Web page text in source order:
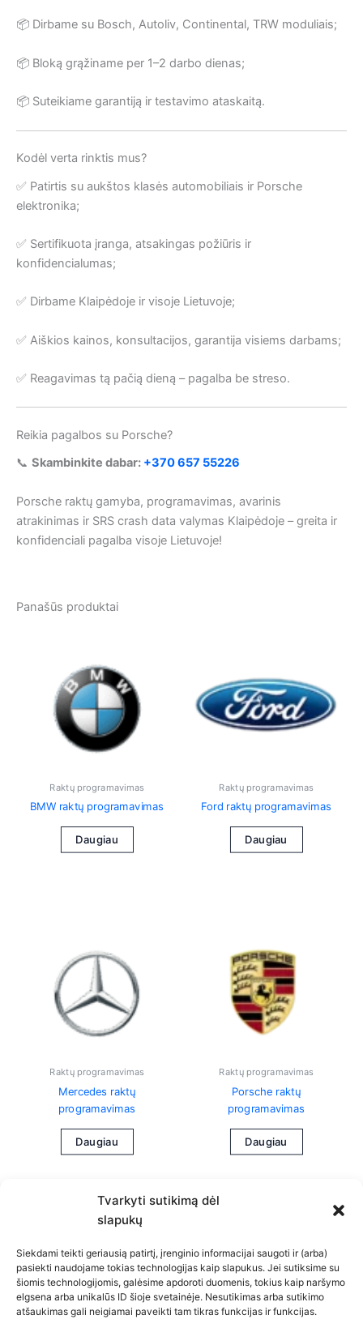
Tvarkyti sutikimą dėl
slapukų
Siekdami teikti geriausią patirtį, įrenginio informacijai saugoti ir (arba)
pasiekti naudojame tokias technologijas kaip slapukus. Jei sutiksime su
šiomis technologijomis, galėsime apdoroti duomenis, tokius kaip naršymo
elgsena arba unikalūs ID šioje svetainėje. Nesutikimas arba sutikimo
atšaukimas gali neigiamai paveikti tam tikras funkcijas ir funkcijas.
📦 Dirbame su Bosch, Autoliv, Continental, TRW moduliais;
📦 Bloką grąžiname per 1–2 darbo dienas;
📦 Suteikiame garantiją ir testavimo ataskaitą.
Kodėl verta rinktis mus?
✅ Patirtis su aukštos klasės automobiliais ir Porsche
elektronika;
✅ Sertifikuota įranga, atsakingas požiūris ir
konfidencialumas;
✅ Dirbame Klaipėdoje ir visoje Lietuvoje;
✅ Aiškios kainos, konsultacijos, garantija visiems darbams;
✅ Reagavimas tą pačią dieną – pagalba be streso.
Reikia pagalbos su Porsche?
📞 Skambinkite dabar: +370 657 55226
Porsche raktų gamyba, programavimas, avarinis
atrakinimas ir SRS crash data valymas Klaipėdoje – greita ir
konfidenciali pagalba visoje Lietuvoje!
Panašūs produktai
Raktų programavimas
BMW raktų programavimas
Daugiau
Raktų programavimas
Ford raktų programavimas
Daugiau
Raktų programavimas
Mercedes raktų
programavimas
Daugiau
Raktų programavimas
Porsche raktų
programavimas
Daugiau
Privatumo politika
Slapukų politika (ES)